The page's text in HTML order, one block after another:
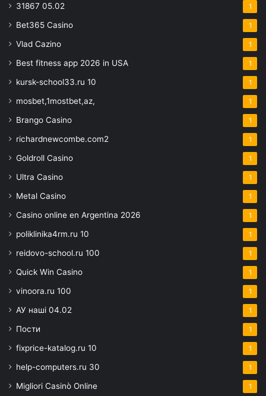
31867 05.02 1
Bet365 Casino 1
Vlad Cazino 1
Best fitness app 2026 in USA 1
kursk-school33.ru 10 1
mosbet,1mostbet,az, 1
Brango Casino 1
richardnewcombe.com2 1
Goldroll Casino 1
Ultra Casino 1
Metal Casino 1
Casino online en Argentina 2026 1
poliklinika4rm.ru 10 1
reidovo-school.ru 100 1
Quick Win Casino 1
vinoora.ru 100 1
АУ наші 04.02 1
Пости 1
fixprice-katalog.ru 10 1
help-computers.ru 30 1
Migliori Casinò Online 1